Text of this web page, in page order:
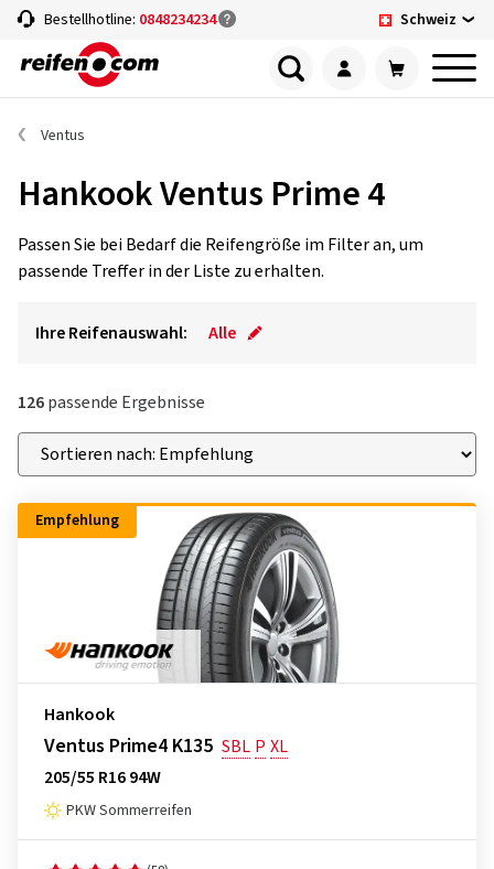
Bestellhotline: 0848234234 Schweiz
Ventus
Hankook Ventus Prime 4
Passen Sie bei Bedarf die Reifengröße im Filter an, um
passende Treffer in der Liste zu erhalten.
Ihre Reifenauswahl: Alle
126passende Ergebnisse
Empfehlung
Hankook
Ventus Prime4 K135 SBL P XL
205/55 R16 94W
PKW Sommerreifen